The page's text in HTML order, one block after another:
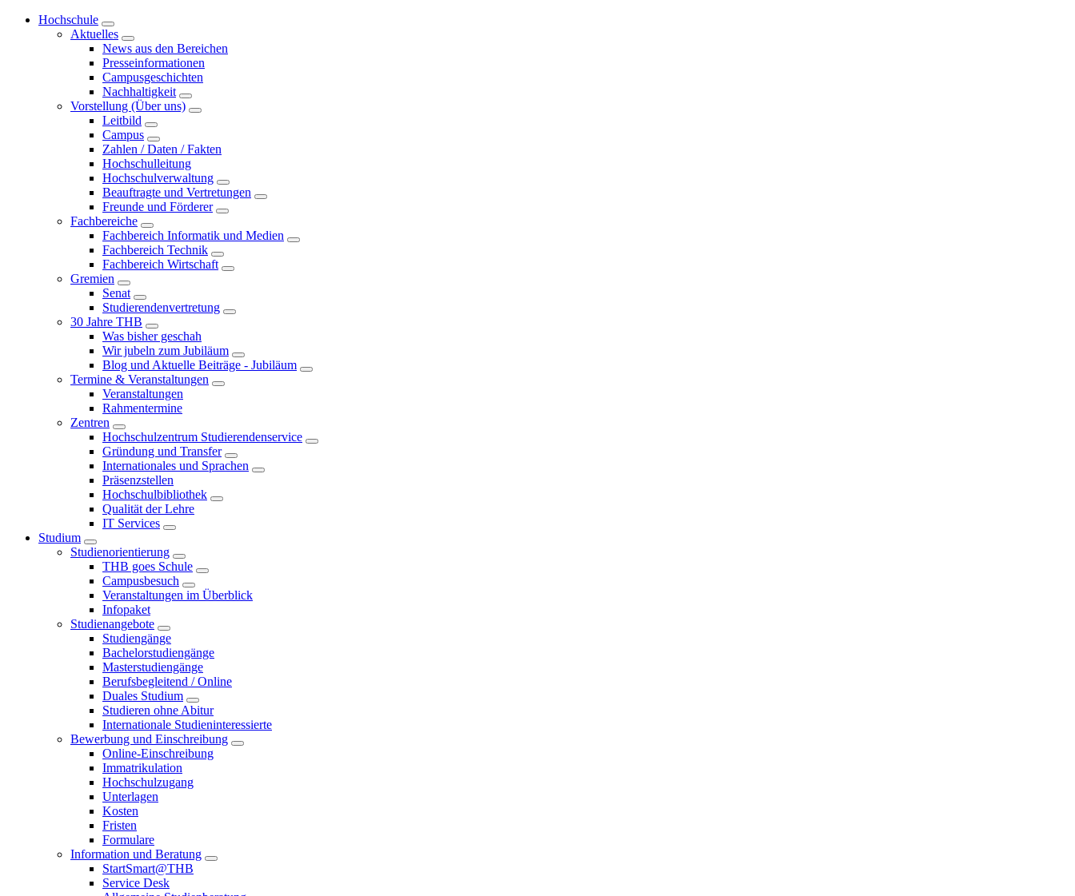
Hochschule
Aktuelles
News aus den Bereichen
Presseinformationen
Campusgeschichten
Nachhaltigkeit
Vorstellung (Über uns)
Leitbild
Campus
Zahlen / Daten / Fakten
Hochschulleitung
Hochschulverwaltung
Beauftragte und Vertretungen
Freunde und Förderer
Fachbereiche
Fachbereich Informatik und Medien
Fachbereich Technik
Fachbereich Wirtschaft
Gremien
Senat
Studierendenvertretung
30 Jahre THB
Was bisher geschah
Wir jubeln zum Jubiläum
Blog und Aktuelle Beiträge - Jubiläum
Termine & Veranstaltungen
Veranstaltungen
Rahmentermine
Zentren
Hochschulzentrum Studierendenservice
Gründung und Transfer
Internationales und Sprachen
Präsenzstellen
Hochschulbibliothek
Qualität der Lehre
IT Services
Studium
Studienorientierung
THB goes Schule
Campusbesuch
Veranstaltungen im Überblick
Infopaket
Studienangebote
Studiengänge
Bachelorstudiengänge
Masterstudiengänge
Berufsbegleitend / Online
Duales Studium
Studieren ohne Abitur
Internationale Studieninteressierte
Bewerbung und Einschreibung
Online-Einschreibung
Immatrikulation
Hochschulzugang
Unterlagen
Kosten
Fristen
Formulare
Information und Beratung
StartSmart@THB
Service Desk